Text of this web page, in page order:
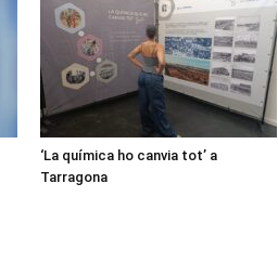
‘La química ho canvia tot’ a
Tarragona